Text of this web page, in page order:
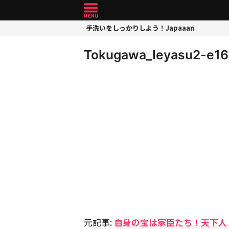
手洗いをしっかりしよう！Japaaan
Tokugawa_Ieyasu2-
元記事: 自身の宝は家臣たち！天下